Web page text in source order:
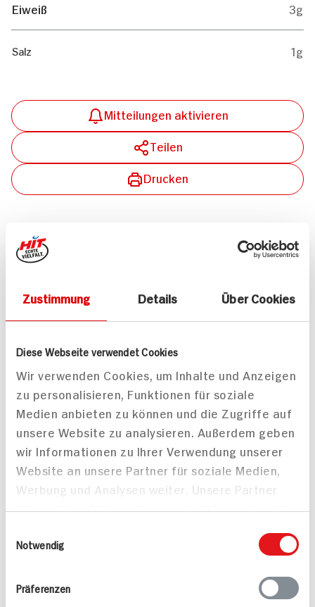
Zustimmung Details Über Cookies
Diese Webseite verwendet Cookies
Wir verwenden Cookies, um Inhalte und Anzeigen
zu personalisieren, Funktionen für soziale
Medien anbieten zu können und die Zugriffe auf
unsere Website zu analysieren. Außerdem geben
wir Informationen zu Ihrer Verwendung unserer
Website an unsere Partner für soziale Medien,
Werbung und Analysen weiter. Unsere Partner
führen diese Informationen möglicherweise mit
bereitgestellt haben oder die sie im Rahmen
Notwendig
Präferenzen
Eiweiß 3g
Salz 1g
Mitteilungen aktivieren
Teilen
Drucken
Passende Artikel zum Rezept
Marca Italia Gorgonzola
Dolce DOP
200g Packung
2.99
Galbani Gorgonzola
D.O.P Cremoso
ZUM
AKTUELLEN
TAGES-
PREIS